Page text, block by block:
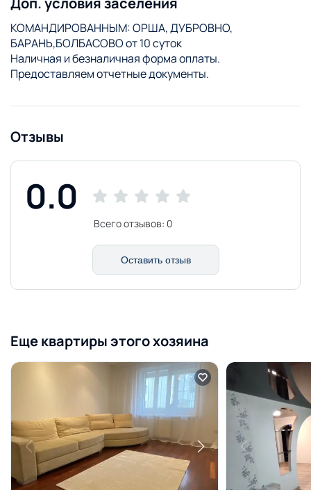
КОМАНДИРОВАННЫМ: ОРША, ДУБРОВНО,
БАРАНЬ,БОЛБАСОВО от 10 суток
Наличная и безналичная форма оплаты.
Предоставляем отчетные документы.
Отзывы
0.0
Всего отзывов: 0
Оставить отзыв
Еще квартиры этого хозяина